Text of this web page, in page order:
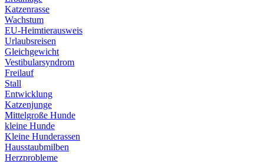
Katzenrasse
Wachstum
EU-Heimtierausweis
Urlaubsreisen
Gleichgewicht
Vestibularsyndrom
Freilauf
Stall
Entwicklung
Katzenjunge
Mittelgroße Hunde
kleine Hunde
Kleine Hunderassen
Hausstaubmilben
Herzprobleme